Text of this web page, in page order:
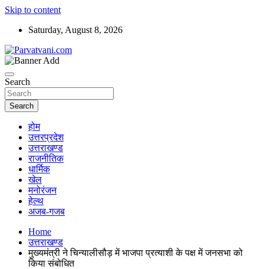
Skip to content
Saturday, August 8, 2026
Parvatvani.com
Search
Search
होम
उत्तरप्रदेश
उत्तराखण्ड
राजनीतिक
धार्मिक
खेल
मनोरंजन
हेल्थ
अजब-गजब
Home
उत्तराखण्ड
मुख्यमंत्री ने चिन्यालीसौड़ में भाजपा प्रत्याशी के पक्ष में जनसभा को
किया संबोधित